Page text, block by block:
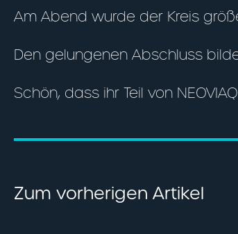
Am Abend wurde der Kreis
Den gelungenen Abschluss
Schön, dass ihr Teil von
Zum vorherigen Artikel